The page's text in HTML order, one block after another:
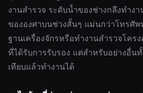
งานสำรวจ ระดับน้ำของช่างกลึงทำง
ขององศาบนช่วงสั้นๆ แม่นกว่าโทรศั
ฐานเครื่องจักรหรือทำงานสำรวจโคร
ที่ได้รับการรับรอง แต่สำหรับอย่างอื่น
เทียบแล้วทำงานได้